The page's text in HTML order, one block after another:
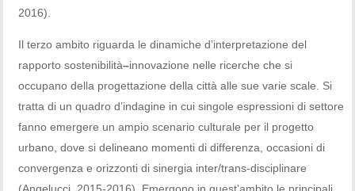
2016).
Il terzo ambito riguarda le dinamiche d’interpretazione del
rapporto sostenibilità–innovazione nelle ricerche che si
occupano della progettazione della città alle sue varie scale. Si
tratta di un quadro d’indagine in cui singole espressioni di settore
fanno emergere un ampio scenario culturale per il progetto
urbano, dove si delineano momenti di differenza, occasioni di
convergenza e orizzonti di sinergia inter/trans-disciplinare
(Angelucci, 2015-2016). Emergono in quest’ambito le principali